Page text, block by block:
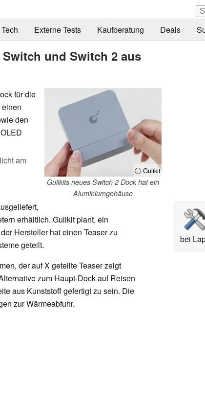
Externe Tests Kaufberatung Deals
und Switch 2 aus
ⓘ Gulikit
Gulikits neues Switch 2 Dock hat ein
Aluminiumgehäuse
für die
den
am
bei
erhältlich. Gulikit plant, ein
Hersteller hat einen Teaser zu
geteilt.
der auf X geteilte Teaser zeigt
zum Haupt-Dock auf Reisen
aus Kunststoff gefertigt zu sein. Die
zur Wärmeabfuhr.